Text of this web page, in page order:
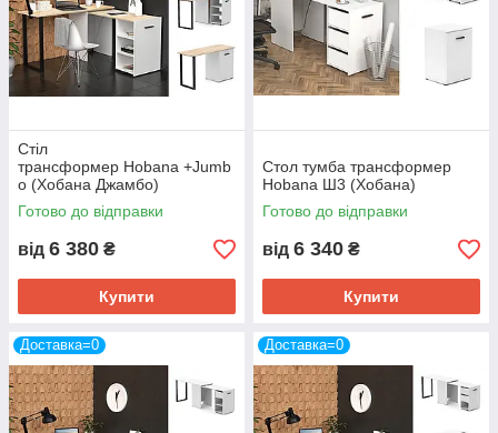
Стіл
трансформер Hobana +Jumb
o (Хобана Джамбо)
Готово до відправки
від 6 380 ₴
Купити
Стол тумба трансформер
Hobana Ш3 (Хобана)
Готово до відправки
від 6 340 ₴
Купити
Доставка=0 Доставка=0